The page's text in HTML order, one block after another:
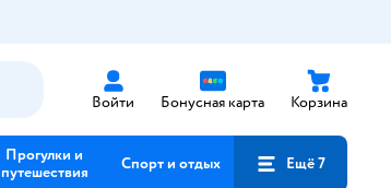
Войти Бонусная карта Корзина
Прогулки и
путешествия
Спорт и отдых Ещё 7